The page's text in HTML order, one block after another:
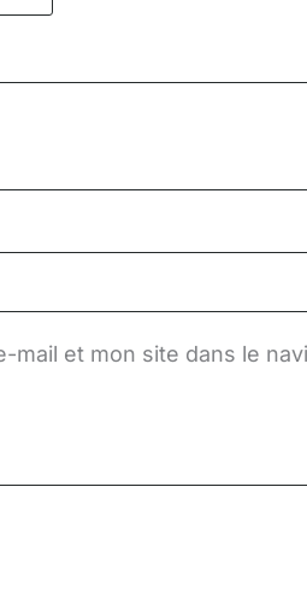
mail et mon site dans le